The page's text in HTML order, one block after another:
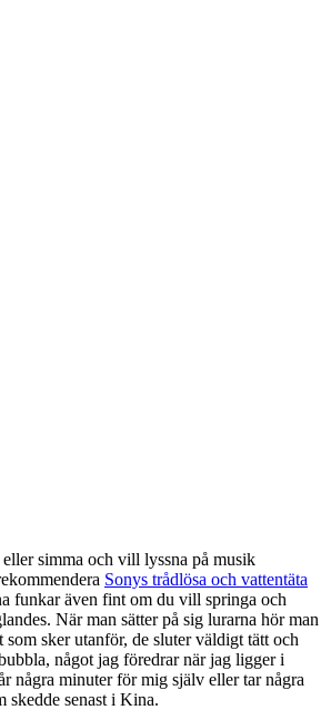
simma och vill lyssna på musik
Sonys trådlösa och vattentäta
funkar även fint om du vill springa och
När man sätter på sig lurarna hör man
som sker utanför, de sluter väldigt tätt och
något jag föredrar när jag ligger i
några minuter för mig själv eller tar några
skedde senast i Kina.